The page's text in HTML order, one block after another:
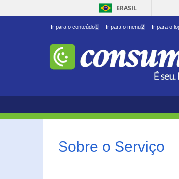
BRASIL
Ir para o conteúdo1 Ir para o menu2 Ir para o
Sobre o Serviço